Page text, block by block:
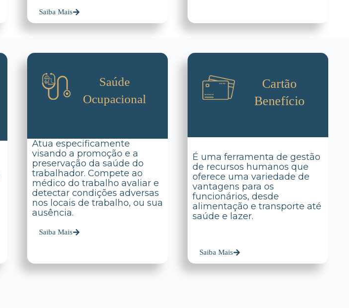
Saiba Mais
Saúde
Ocupacional
Atua especificamente
visando a promoção e a
preservação da saúde do
trabalhador. Compete ao
médico do trabalho avaliar e
detectar condições adversas
nos locais de trabalho, ou sua
ausência.
Saiba Mais
Cartão
Benefício
É uma ferramenta de gestão
de recursos humanos que
oferece uma variedade de
vantagens para os
funcionários, desde
alimentação e transporte até
saúde e lazer.
Saiba Mais